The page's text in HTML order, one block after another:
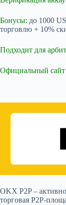
Бонусы: до 1000
торговлю + 10%
Подходит для
Официальный
OKX P2P –
торговая P2P-